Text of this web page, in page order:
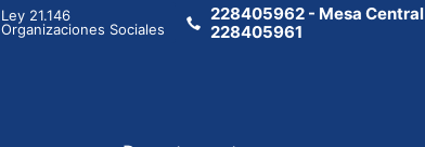
Ley 21.146
Organizaciones Sociales
228405962 - Mesa Central
228405961